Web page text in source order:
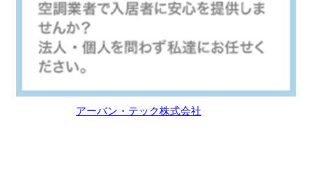
アーバン・テック株式会社